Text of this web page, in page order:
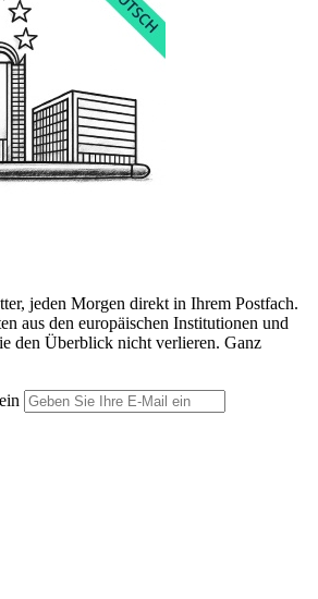
jeden Morgen direkt in Ihrem Postfach.
aus den europäischen Institutionen und
den Überblick nicht verlieren. Ganz